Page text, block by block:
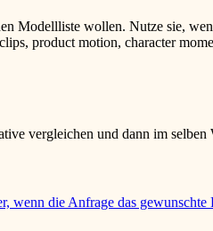
Modellliste wollen. Nutze sie,
product motion, character
vergleichen und dann im selben
die Anfrage das